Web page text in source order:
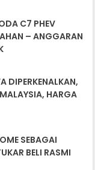
C7 PHEV
– ANGGARAN
DIPERKENALKAN,
HARGA
SEBAGAI
BELI RASMI